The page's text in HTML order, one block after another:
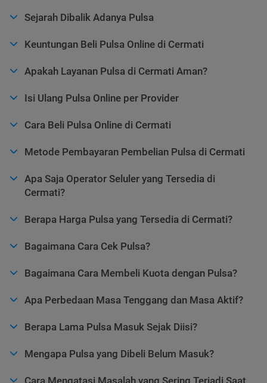
Sejarah Dibalik Adanya Pulsa
Keuntungan Beli Pulsa Online di Cermati
Apakah Layanan Pulsa di Cermati Aman?
Isi Ulang Pulsa Online per Provider
Cara Beli Pulsa Online di Cermati
Metode Pembayaran Pembelian Pulsa di Cermati
Apa Saja Operator Seluler yang Tersedia di
Cermati?
Berapa Harga Pulsa yang Tersedia di Cermati?
Bagaimana Cara Cek Pulsa?
Bagaimana Cara Membeli Kuota dengan Pulsa?
Apa Perbedaan Masa Tenggang dan Masa Aktif?
Berapa Lama Pulsa Masuk Sejak Diisi?
Mengapa Pulsa yang Dibeli Belum Masuk?
Cara Mengatasi Masalah yang Sering Terjadi Saat